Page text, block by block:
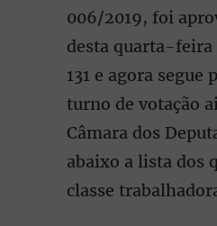
006/2019, foi
desta quarta-feira
131 e agora segue
turno de votação
Câmara dos
abaixo a lista dos
classe